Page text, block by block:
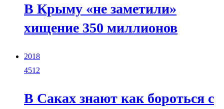
В Крыму «не заметили»
хищение 350 миллионов
2018
4512
В Саках знают как бороться с